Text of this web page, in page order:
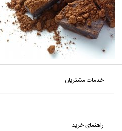
خدمات مشتریان
راهنمای خرید